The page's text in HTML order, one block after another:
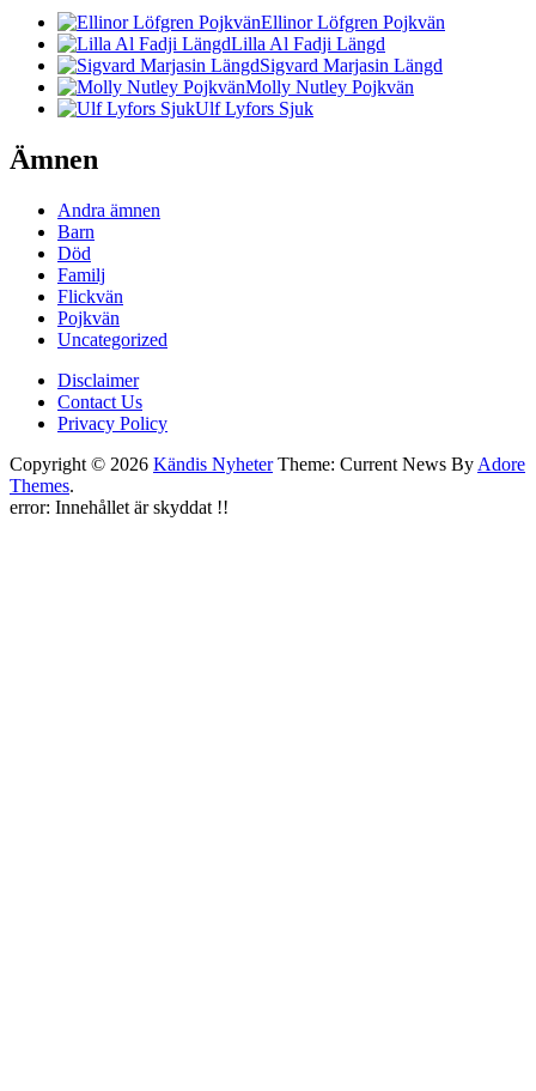
Ellinor Löfgren Pojkvän
Lilla Al Fadji Längd
Sigvard Marjasin Längd
Molly Nutley Pojkvän
Ulf Lyfors Sjuk
Ämnen
Andra ämnen
Barn
Död
Familj
Flickvän
Pojkvän
Uncategorized
Disclaimer
Contact Us
Privacy Policy
Copyright © 2026 Kändis NyheterTheme: Current News By Adore
Themes.
error: Innehållet är skyddat !!